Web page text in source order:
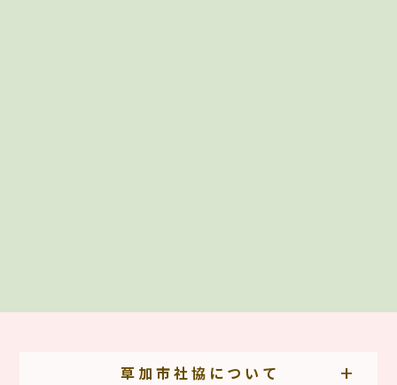
草加市社協について